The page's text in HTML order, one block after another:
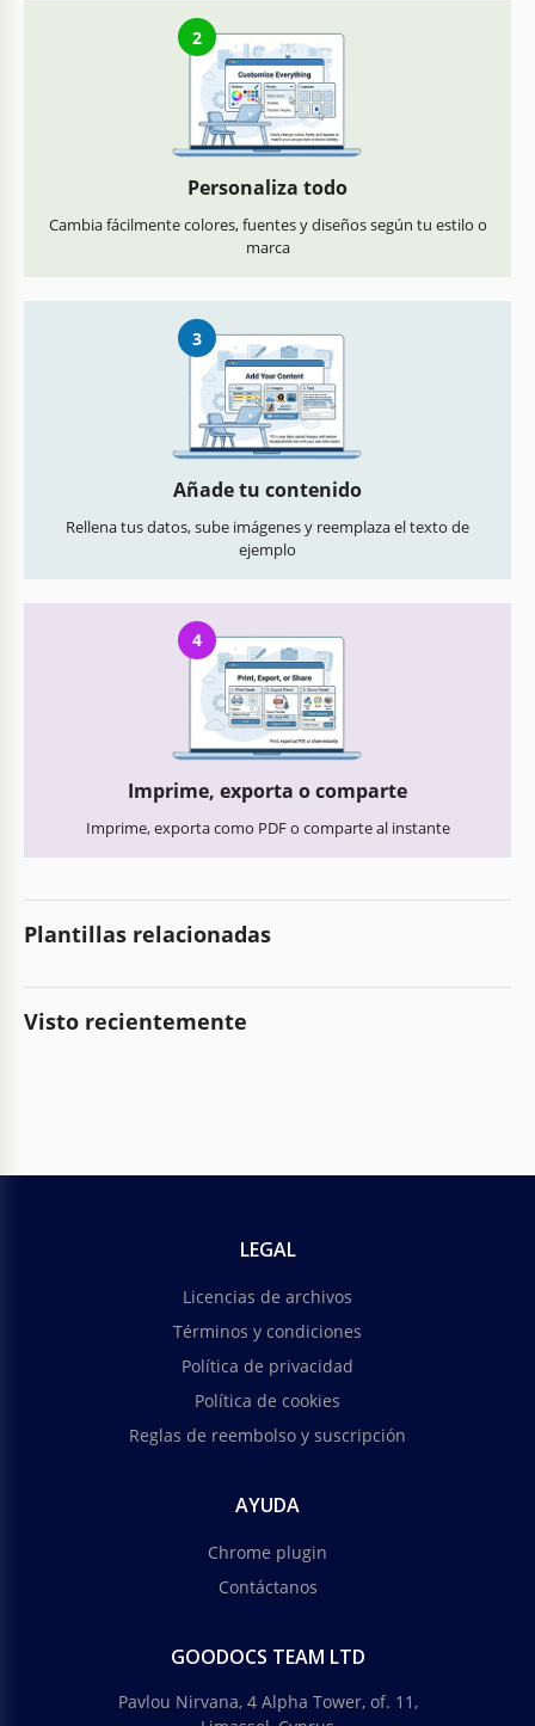
2
Personaliza todo
Cambia fácilmente colores, fuentes y diseños según tu estilo o
marca
3
Añade tu contenido
Rellena tus datos, sube imágenes y reemplaza el texto de
ejemplo
4
Imprime, exporta o comparte
Imprime, exporta como PDF o comparte al instante
Plantillas relacionadas
Visto recientemente
LEGAL
Licencias de archivos
Términos y condiciones
Política de privacidad
Política de cookies
Reglas de reembolso y suscripción
AYUDA
Chrome plugin
Contáctanos
GOODOCS TEAM LTD
Pavlou Nirvana, 4 Alpha Tower, of. 11,